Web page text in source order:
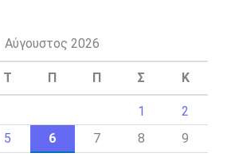
Αύγουστος 2026
Τ Π Π Σ Κ
1
2
5 6 7 8
9